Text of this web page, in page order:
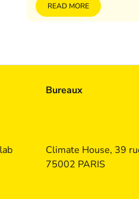
READ MORE
Bureaux
Climate House, 39
75002 PARIS